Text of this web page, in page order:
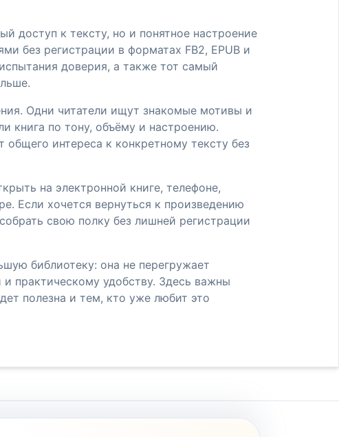
доступ к тексту, но и понятное настроение
без регистрации в форматах FB2, EPUB и
доверия, а также тот самый
Одни читатели ищут знакомые мотивы и
книга по тону, объёму и настроению.
интереса к конкретному тексту без
на электронной книге, телефоне,
Если хочется вернуться к произведению
свою полку без лишней регистрации
библиотеку: она не перегружает
практическому удобству. Здесь важны
полезна и тем, кто уже любит это